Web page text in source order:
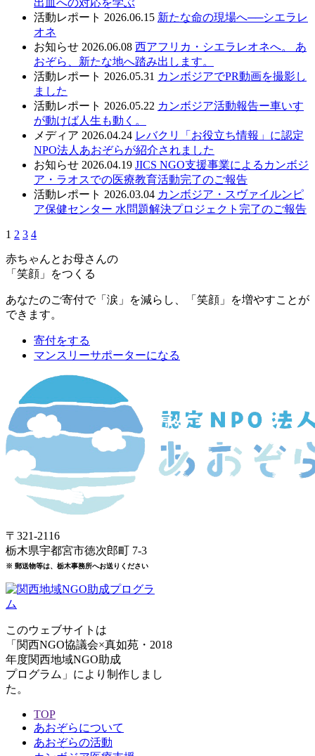
活動レポート 2026.06.15 新たな命の現場へ──シエラレ
オネ
お知らせ 2026.06.08 西アフリカ・シエラレオネへ。 あ
おぞら、新たな地へ踏み出します。
活動レポート 2026.05.31 カンボジアでPR動画を撮影し
ました
活動レポート 2026.05.22 カンボジア活動報告ー車いす
が動けば人生も動く。
メディア 2026.04.24 レバクリ「お役立ち情報」に認定
NPO法人あおぞらが紹介されました
お知らせ 2026.04.19 JICS NGO支援事業によるカンボジ
ア・ラオスでの医療教育活動完了のご報告
活動レポート 2026.03.04 カンボジア・スヴァイルンピ
ア保健センター 水問題解決プロジェクト完了のご報告
1 2 3 4
赤ちゃんとお母さんの
「笑顔」をつくる
あなたのご寄付で「涙」を減らし、「笑顔」を増やすことが
できます。
寄付をする
マンスリーサポーターになる
〒321-2116
栃木県宇都宮市徳次郎町 7-3
※ 郵送物等は、栃木事務所へお送りください
このウェブサイトは
「関西NGO協議会×真如苑・2018
年度関西地域NGO助成
プログラム」により制作しまし
た。
TOP
あおぞらについて
あおぞらの活動